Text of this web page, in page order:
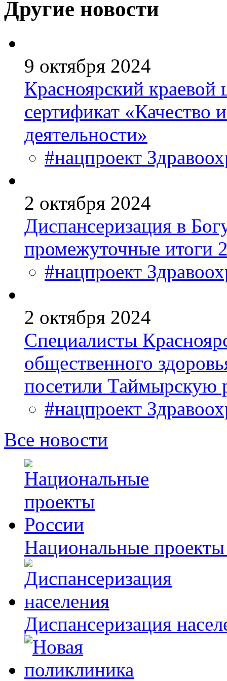
Другие новости
9 октября 2024
Красноярский
сертификат «Качество
деятельности»
#нацпроект
2 октября 2024
Диспансеризация в
промежуточные итоги
#нацпроект
2 октября 2024
Специалисты
общественного
посетили Таймырскую
#нацпроект
Все новости
Национальные
Диспансеризация